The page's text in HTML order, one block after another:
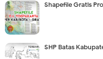
Shapefile Gratis
SHP Batas